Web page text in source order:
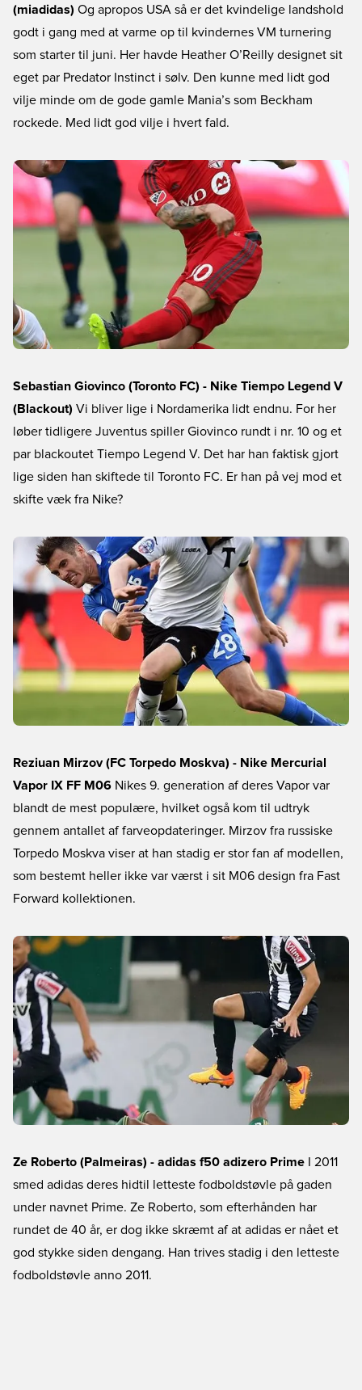
(miadidas) Og apropos USA så er det kvindelige landshold
godt i gang med at varme op til kvindernes VM turnering
som starter til juni. Her havde Heather O’Reilly designet sit
eget par Predator Instinct i sølv. Den kunne med lidt god
vilje minde om de gode gamle Mania’s som Beckham
rockede. Med lidt god vilje i hvert fald.
Sebastian Giovinco (Toronto FC) - Nike Tiempo Legend V
(Blackout) Vi bliver lige i Nordamerika lidt endnu. For her
løber tidligere Juventus spiller Giovinco rundt i nr. 10 og et
par blackoutet Tiempo Legend V. Det har han faktisk gjort
lige siden han skiftede til Toronto FC. Er han på vej mod et
skifte væk fra Nike?
Reziuan Mirzov (FC Torpedo Moskva) - Nike Mercurial
Vapor IX FF M06 Nikes 9. generation af deres Vapor var
blandt de mest populære, hvilket også kom til udtryk
gennem antallet af farveopdateringer. Mirzov fra russiske
Torpedo Moskva viser at han stadig er stor fan af modellen,
som bestemt heller ikke var værst i sit M06 design fra Fast
Forward kollektionen.
Ze Roberto (Palmeiras) - adidas f50 adizero Prime I 2011
smed adidas deres hidtil letteste fodboldstøvle på gaden
under navnet Prime. Ze Roberto, som efterhånden har
rundet de 40 år, er dog ikke skræmt af at adidas er nået et
god stykke siden dengang. Han trives stadig i den letteste
fodboldstøvle anno 2011.